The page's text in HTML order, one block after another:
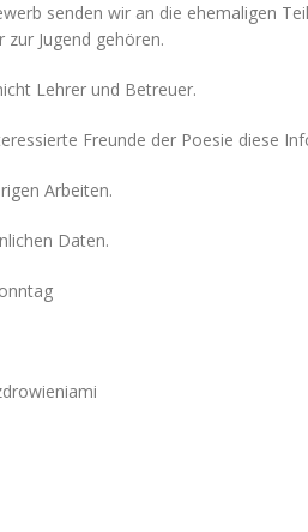
senden wir an die ehemaligen
Jugend gehören.
Lehrer und Betreuer.
Freunde der Poesie diese
Arbeiten.
Daten.